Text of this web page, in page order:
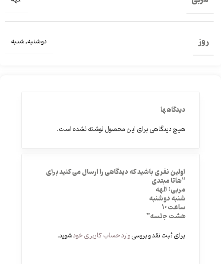
روز دو شنبه,شنبه
دیدگاهها
هیچ دیدگاهی برای این محصول نوشته نشده است.
اولین نفری باشید که دیدگاهی را ارسال می کنید برای
“هاتا مبتدی
مربی: الهه
شنبه دوشنبه
ساعت 10
هشت جلسه”
برای ثبت نقد و بررسیوارد حساب کاربری خودشوید.